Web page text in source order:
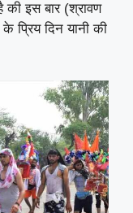
की इस बार (श्रावण
प्रिय दिन यानी की